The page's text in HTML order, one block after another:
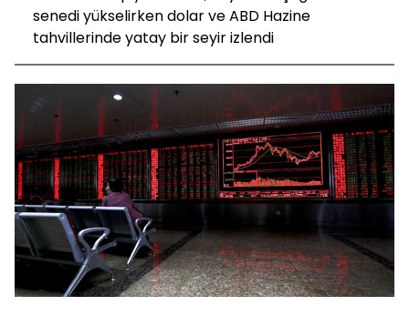
senedi yükselirken dolar ve ABD Hazine
tahvillerinde yatay bir seyir izlendi